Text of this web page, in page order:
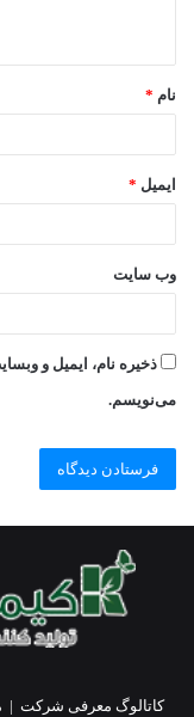
نام *
ایمیل *
وب‌ سایت
ذخیره نام، ایمیل و
می‌نویسم.
کاتالوگ معرفی شرکت |